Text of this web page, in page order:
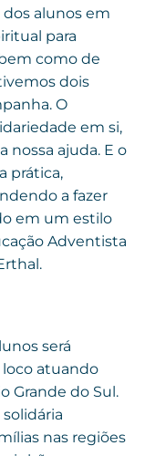
alunos em
para
como de
dois
O
em si,
nossa ajuda. E o
prática,
a fazer
em um estilo
Adventista
será
loco atuando
Grande do Sul.
nas regiões